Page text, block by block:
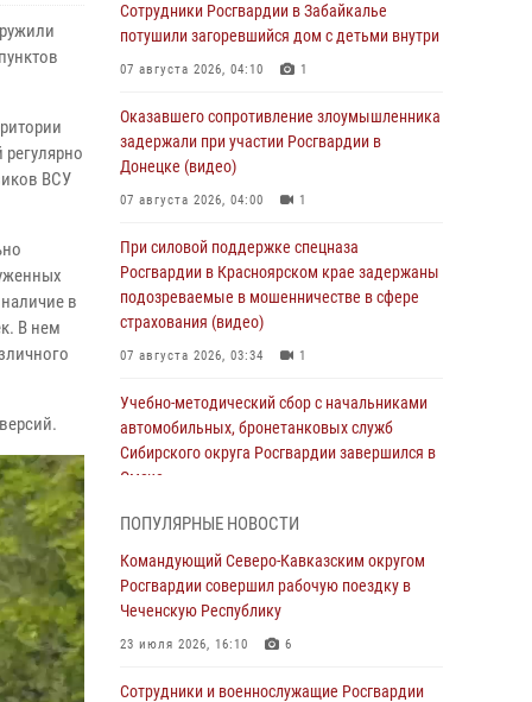
ВСУ
в
В нем
Сотрудники Росгвардии в Забайкалье
потушили загоревшийся дом с детьми внутри
07 августа 2026, 04:10 1
Оказавшего сопротивление злоумышленника
задержали при участии Росгвардии в
Донецке (видео)
07 августа 2026, 04:00 1
При силовой поддержке спецназа
Росгвардии в Красноярском крае задержаны
подозреваемые в мошенничестве в сфере
страхования (видео)
07 августа 2026, 03:34 1
Учебно-методический сбор с начальниками
автомобильных, бронетанковых служб
Сибирского округа Росгвардии завершился в
Омске
Генерал-полковник Олег Плохой поздравил
специалистов организационно-штатных
подразделений Росгвардии с
профессиональным праздником
ПОПУЛЯРНЫЕ НОВОСТИ
Командующий Северо-Кавказским округом
Росгвардии совершил рабочую поездку в
Чеченскую Республику
23 июля 2026, 16:10 6
Сотрудники и военнослужащие Росгвардии